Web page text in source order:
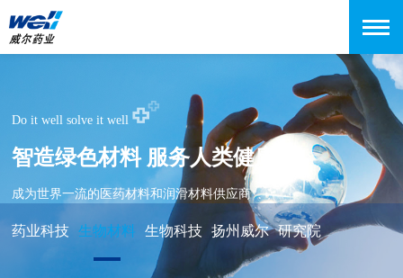
Do it well solve it well
智造绿色材料 服务人类健康
成为世界一流的医药材料和润滑材料供应商
药业科技 生物材料 生物科技 扬州威尔 研究院